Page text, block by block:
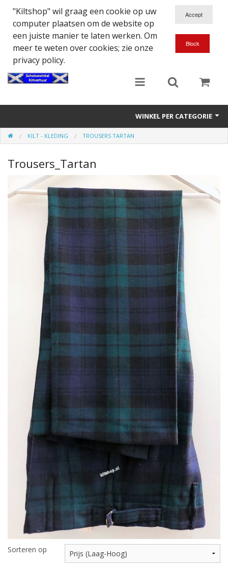
"Kiltshop" wil graag een cookie op uw
computer plaatsen om de website op
een juiste manier te laten werken. Om
meer te weten over cookies; zie onze
privacy policy.
WINKEL PER CATEGORIE
Accessoires
Doedelzakspeler
Eten en Drinken
Highland Titles
AFGEPRIJST - UITVERKOOP
KILT - KLEDING TROUSERS TARTAN
Trousers_Tartan
Sorteren op